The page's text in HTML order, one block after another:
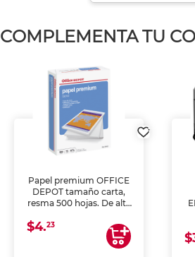
COMPLEMENTA TU
Papel premium OFFICE
DEPOT tamaño carta,
resma 500 hojas. De alta
uniforme, ideal para
impresoras de inyección
de tinta y láser,
$4.23